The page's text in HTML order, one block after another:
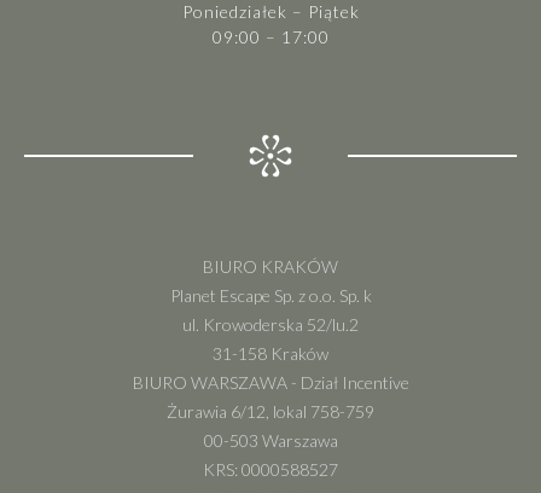
Poniedziałek – Piątek
09:00 – 17:00
BIURO KRAKÓW
Planet Escape Sp. z o.o. Sp. k
ul. Krowoderska 52/lu.2
31-158 Kraków
BIURO WARSZAWA - Dział Incentive
Żurawia 6/12, lokal 758-759
00-503 Warszawa
KRS: 0000588527